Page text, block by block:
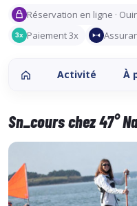
Réservation en ligne ·
3x Paiement 3x
Activité À
Sn_cours chez 47°